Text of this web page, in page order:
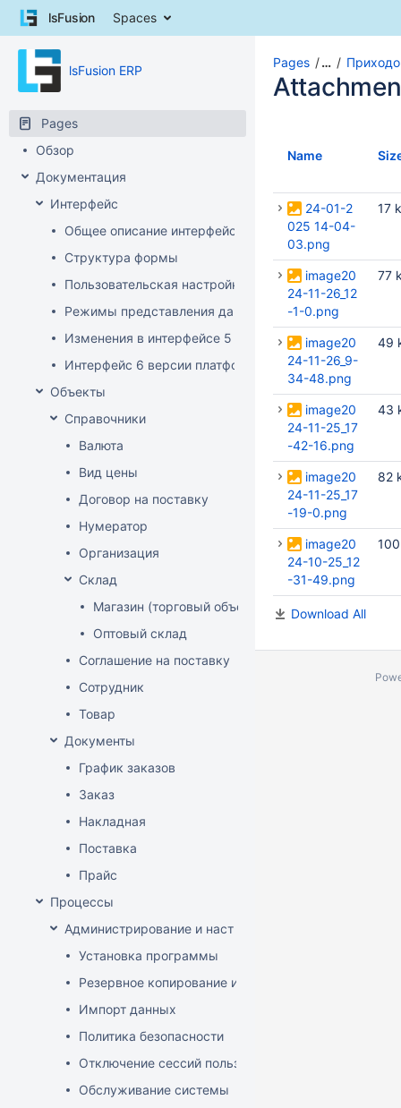
Skip
breadcrumbs
Skip
header
lsFusion Spaces
lsFusion ERP
Pages
Обзор
Документация
Интерфейс
Общее описание интерфейса клиента
Структура формы
Пользовательская настройка интерфейса
Режимы представления данных
Изменения в интерфейсе 5 версии платформы
Интерфейс 6 версии платформы
Объекты
Справочники
Валюта
Вид цены
Договор на поставку
Нумератор
Организация
Склад
Магазин (торговый объект)
Оптовый склад
Соглашение на поставку
Сотрудник
Товар
Документы
График заказов
Заказ
Накладная
Поставка
Прайс
Процессы
Администрирование и настройка
Установка программы
Резервное копирование и восстановление базы
Импорт данных
Политика безопасности
Отключение сессий пользователя
Обслуживание системы
Pages …
Name
24-01-2
025 14-04-
03.png
17
image20
24-11-26_12
-1-0.png
77
image20
24-11-26_9-
34-48.png
49
image20
24-11-25_17
-42-16.png
43
image20
24-11-25_17
-19-0.png
82
image20
24-10-25_12
-31-49.png
Download All